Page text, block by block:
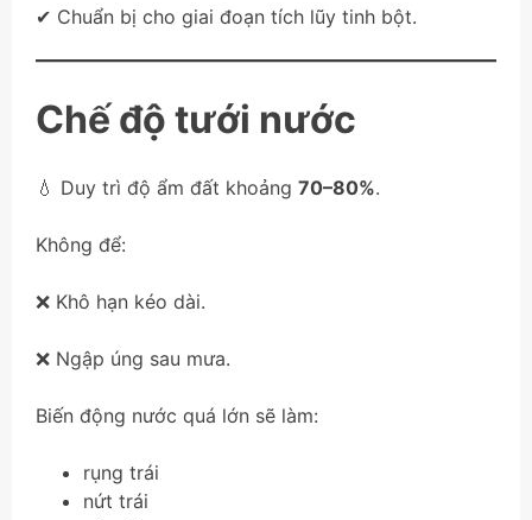
✔ Chuẩn bị cho giai đoạn tích lũy tinh bột.
Chế độ tưới nước
💧 Duy trì độ ẩm đất khoảng 70–80%.
Không để:
❌ Khô hạn kéo dài.
❌ Ngập úng sau mưa.
Biến động nước quá lớn sẽ làm:
rụng trái
nứt trái